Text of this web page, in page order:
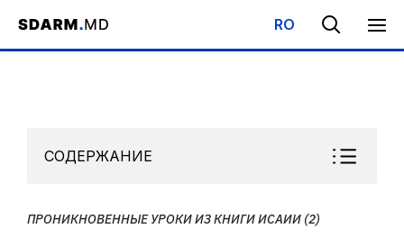
RO
Начало / Библиотека / Субботняя Школа / Проникновенные
СОДЕРЖАНИЕ
ПРОНИКНОВЕННЫЕ УРОКИ ИЗ КНИГИ ИСАИИ (2)